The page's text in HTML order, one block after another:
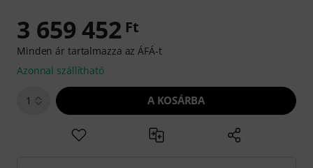
3 659 452 Ft
Minden ár tartalmazza az ÁFÁ-t
Azonnal szállítható
1 A KOSÁRBA